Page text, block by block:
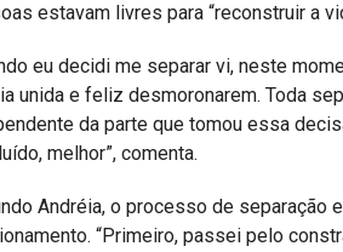
estavam livres para “reconstruir a
eu decidi me separar vi, neste
unida e feliz desmoronarem. Toda
da parte que tomou essa
melhor”, comenta.
Andréia, o processo de separação
“Primeiro, passei pelo